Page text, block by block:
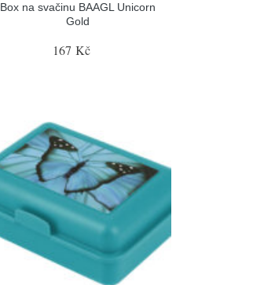
Box na svačinu BAAGL Unicorn
Gold
167 Kč